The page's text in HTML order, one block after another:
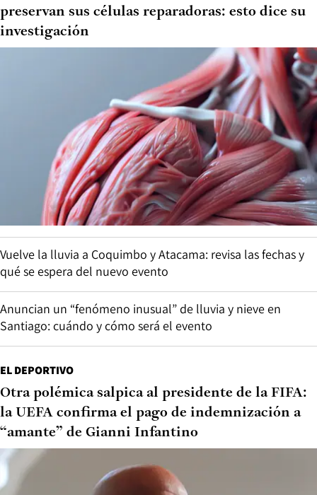
preservan sus células reparadoras: esto dice su
investigación
Vuelve la lluvia a Coquimbo y Atacama: revisa las fechas y
qué se espera del nuevo evento
Anuncian un “fenómeno inusual” de lluvia y nieve en
Santiago: cuándo y cómo será el evento
EL DEPORTIVO
Otra polémica salpica al presidente de la FIFA:
la UEFA confirma el pago de indemnización a
“amante” de Gianni Infantino